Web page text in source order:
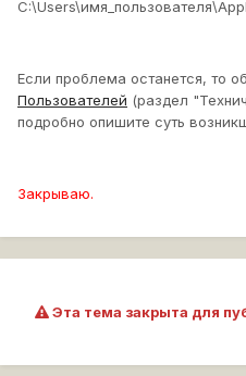
Если проблема останется, то
Пользователей (раздел
подробно опишите суть
Закрываю.
Эта тема закрыта для